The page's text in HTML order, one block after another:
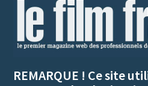
REMARQUE ! Ce site